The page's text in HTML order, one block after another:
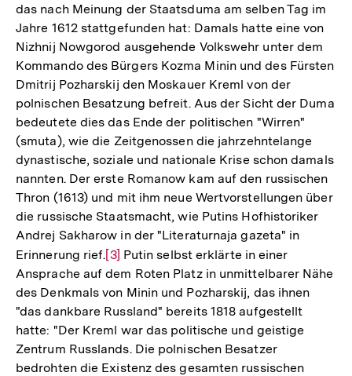
das nach Meinung der Staatsduma am selben Tag im
Jahre 1612 stattgefunden hat: Damals hatte eine von
Nizhnij Nowgorod ausgehende Volkswehr unter dem
Kommando des Bürgers Kozma Minin und des Fürsten
Dmitrij Pozharskij den Moskauer Kreml von der
polnischen Besatzung befreit. Aus der Sicht der Duma
bedeutete dies das Ende der politischen "Wirren"
(smuta), wie die Zeitgenossen die jahrzehntelange
dynastische, soziale und nationale Krise schon damals
nannten. Der erste Romanow kam auf den russischen
Thron (1613) und mit ihm neue Wertvorstellungen über
die russische Staatsmacht, wie Putins Hofhistoriker
Andrej Sakharow in der "Literaturnaja gazeta" in
Erinnerung rief.Zur
Auflösung
der
Fußnote
[3] Putin selbst erklärte in einer
Ansprache auf dem Roten Platz in unmittelbarer Nähe
des Denkmals von Minin und Pozharskij, das ihnen
"das dankbare Russland" bereits 1818 aufgestellt
hatte: "Der Kreml war das politische und geistige
Zentrum Russlands. Die polnischen Besatzer
bedrohten die Existenz des gesamten russischen